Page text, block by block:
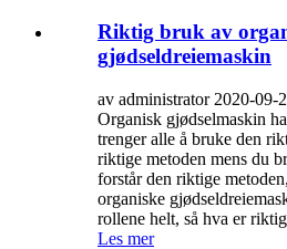
Riktig bruk av
gjødseldreiemaskin
av administrator 2020-09-
Organisk gjødselmaskin
trenger alle å bruke den
riktige metoden mens du
forstår den riktige
organiske
rollene helt, så hva er
Les mer